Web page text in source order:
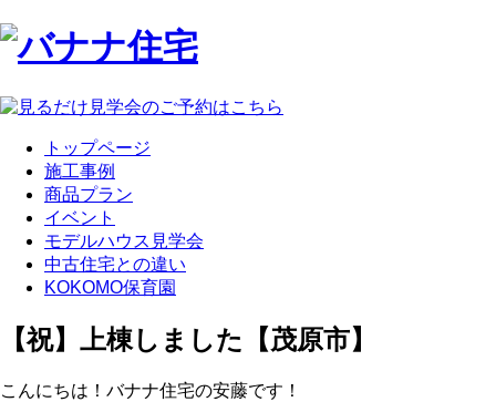
トップページ
施工事例
商品プラン
イベント
モデルハウス見学会
中古住宅との違い
KOKOMO保育園
【祝】上棟しました【茂原市】
こんにちは！バナナ住宅の安藤です！